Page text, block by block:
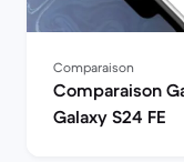
Comparaison
Comparaison
Galaxy S24 FE